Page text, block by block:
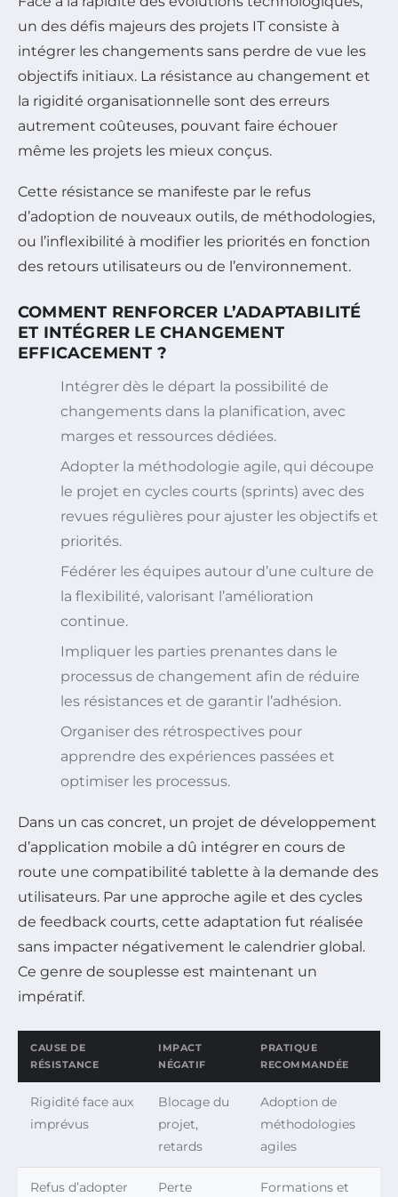
un des défis majeurs des projets IT consiste à
intégrer les changements sans perdre de vue les
objectifs initiaux. La résistance au changement et
la rigidité organisationnelle sont des erreurs
autrement coûteuses, pouvant faire échouer
même les projets les mieux conçus.
Cette résistance se manifeste par le refus
d’adoption de nouveaux outils, de méthodologies,
ou l’inflexibilité à modifier les priorités en fonction
des retours utilisateurs ou de l’environnement.
COMMENT RENFORCER L’ADAPTABILITÉ
ET INTÉGRER LE CHANGEMENT
EFFICACEMENT ?
Intégrer dès le départ la possibilité de
changements dans la planification, avec
marges et ressources dédiées.
Adopter la méthodologie agile, qui découpe
le projet en cycles courts (sprints) avec des
revues régulières pour ajuster les objectifs et
priorités.
Fédérer les équipes autour d’une culture de
la flexibilité, valorisant l’amélioration
continue.
Impliquer les parties prenantes dans le
processus de changement afin de réduire
les résistances et de garantir l’adhésion.
Organiser des rétrospectives pour
apprendre des expériences passées et
optimiser les processus.
Dans un cas concret, un projet de développement
d’application mobile a dû intégrer en cours de
route une compatibilité tablette à la demande des
utilisateurs. Par une approche agile et des cycles
de feedback courts, cette adaptation fut réalisée
sans impacter négativement le calendrier global.
Ce genre de souplesse est maintenant un
impératif.
CAUSE DE
RÉSISTANCE
IMPACT
NÉGATIF
PRATIQUE
RECOMMANDÉE
Rigidité face aux
imprévus
Blocage du
projet,
retards
Adoption de
méthodologies
agiles
Refus d’adopter
Perte
Formations et